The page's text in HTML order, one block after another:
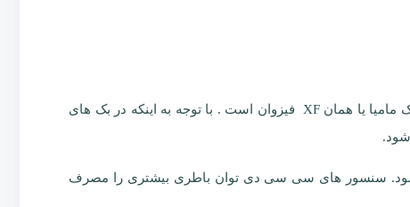
بک دیجیتال فیزوان phaseone digital backs p45 با رزولوشن 39 مگاپیکسل و فول فریم مدیوم فرمت 6 در 4/5 است . با یونت این بک مامیا یا همان XF فیزوان است . با توجه به اینکه در بک های
علت سطح سنسور 53.4در 40 میلیمتر فول کادر محسوب میشود. سنسور های سی سی دی توان باطری بیشتری را مصرف